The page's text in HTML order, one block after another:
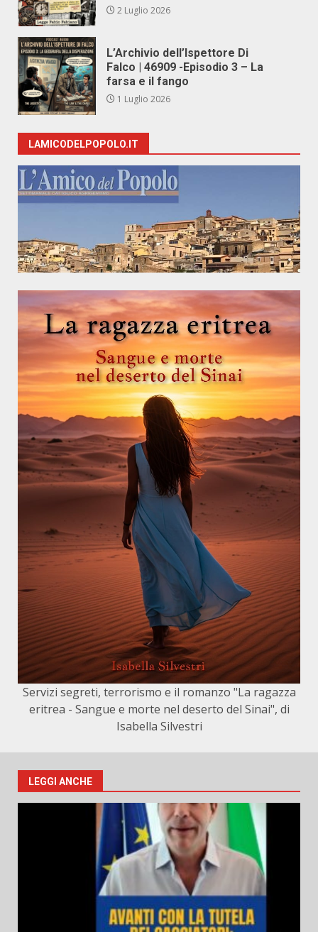
2 Luglio 2026
L’Archivio dell’Ispettore Di
Falco | 46909 -Episodio 3 – La
farsa e il fango
1 Luglio 2026
LAMICODELPOPOLO.IT
Servizi segreti, terrorismo e il romanzo "La ragazza
eritrea - Sangue e morte nel deserto del Sinai", di
Isabella Silvestri
LEGGI ANCHE